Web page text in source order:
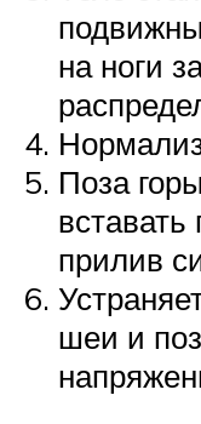
на ноги
Поза
вставать
прилив
шеи и